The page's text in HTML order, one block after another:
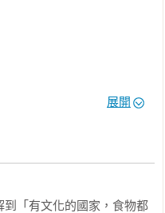
樣的味道。」
展開
「有文化的國家，食物都